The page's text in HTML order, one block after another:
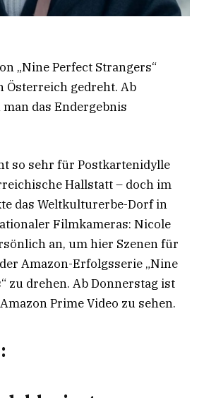
„Nine Perfect Strangers“
Österreich gedreht. Ab
das Endergebnis
so sehr für Postkartenidylle
Hallstatt – doch im
das Weltkulturerbe-Dorf in
Filmkameras: Nicole
an, um hier Szenen für
Amazon-Erfolgsserie „Nine
zu drehen. Ab Donnerstag ist
Prime Video zu sehen.